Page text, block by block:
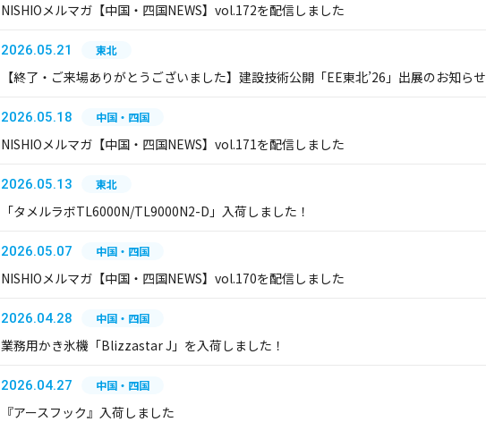
NISHIOメルマガ【中国・四国NEWS】vol.172を配信しました
2026.05.21 東北
【終了・ご来場ありがとうございました】建設技術公開「EE東北’26」出展のお知らせ
2026.05.18 中国・四国
NISHIOメルマガ【中国・四国NEWS】vol.171を配信しました
2026.05.13 東北
「タメルラボTL6000N/TL9000N2-D」入荷しました！
2026.05.07 中国・四国
NISHIOメルマガ【中国・四国NEWS】vol.170を配信しました
2026.04.28 中国・四国
業務用かき氷機「Blizzastar J」を入荷しました！
2026.04.27 中国・四国
『アースフック』入荷しました